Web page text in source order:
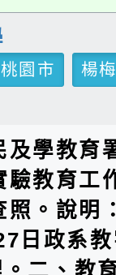
桃園市
楊
及學教育
驗教育工
。說明
日政系
二、教